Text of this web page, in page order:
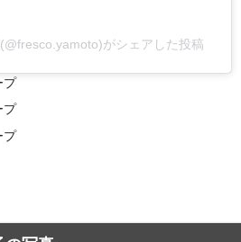
がシェアした投稿
プ
プ
プ